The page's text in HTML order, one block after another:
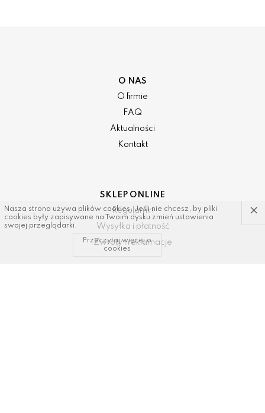
O NAS
O firmie
FAQ
Aktualności
Kontakt
SKLEP ONLINE
Regulamin
Wysyłka i płatność
Zwroty i reklamacje
Nasza strona używa plików cookies. Jeśli nie chcesz, by pliki
cookies były zapisywane na Twoim dysku zmień ustawienia
swojej przeglądarki.
×
Przeczytaj więcej o
cookies